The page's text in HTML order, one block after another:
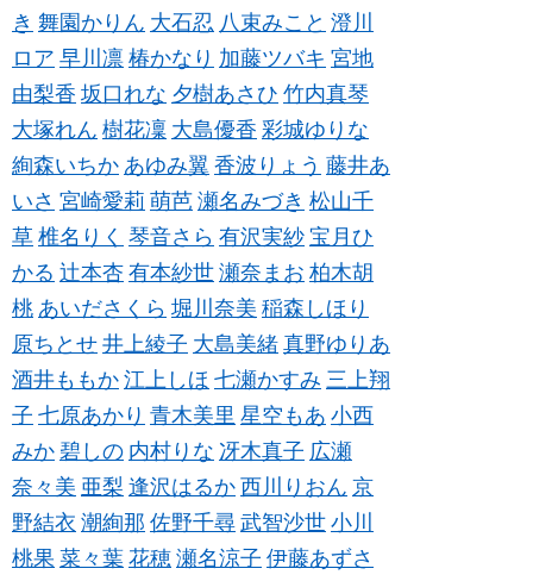
き 舞園かりん 大石忍 八束みこと 澄川
ロア 早川凛 椿かなり 加藤ツバキ 宮地
由梨香 坂口れな 夕樹あさひ 竹内真琴
大塚れん 樹花凜 大島優香 彩城ゆりな
絢森いちか あゆみ翼 香波りょう 藤井あ
いさ 宮崎愛莉 萌芭 瀬名みづき 松山千
草 椎名りく 琴音さら 有沢実紗 宝月ひ
かる 辻本杏 有本紗世 瀬奈まお 柏木胡
桃 あいださくら 堀川奈美 稲森しほり
原ちとせ 井上綾子 大島美緒 真野ゆりあ
酒井ももか 江上しほ 七瀬かすみ 三上翔
子 七原あかり 青木美里 星空もあ 小西
みか 碧しの 内村りな 冴木真子 広瀬
奈々美 亜梨 逢沢はるか 西川りおん 京
野結衣 潮絢那 佐野千尋 武智沙世 小川
桃果 菜々葉 花穂 瀬名涼子 伊藤あずさ